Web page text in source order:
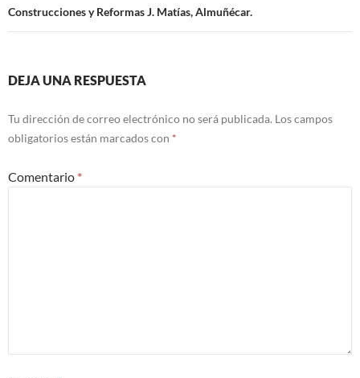
entradas
Construcciones y Reformas J. Matías, Almuñécar.
DEJA UNA RESPUESTA
Tu dirección de correo electrónico no será publicada. Los campos
obligatorios están marcados con *
Comentario *